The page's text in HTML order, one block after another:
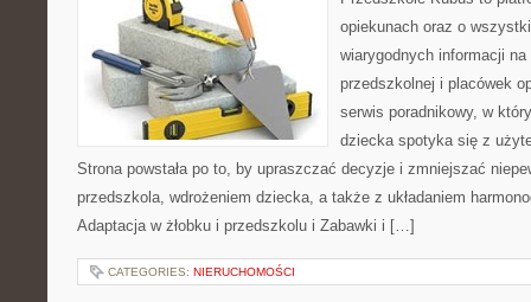
opiekunach oraz o
wiarygodnych informacji
przedszkolnej i placówek
serwis poradnikowy, w
dziecka spotyka się z
Strona powstała po to, by upraszczać decyzje i zmniejszać
przedszkola, wdrożeniem dziecka, a także z układaniem
Adaptacja w żłobku i przedszkolu i Zabawki i […]
CATEGORIES: NIERUCHOMOŚCI